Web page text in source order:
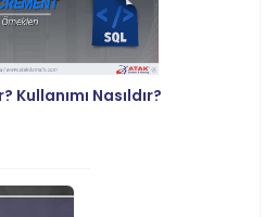
Kullanımı Nasıldır?